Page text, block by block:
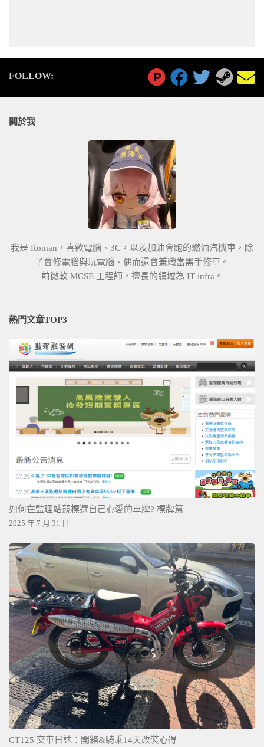
FOLLOW:
關於我
我是 Roman，喜歡電腦、3C，以及加油會跑的燃油汽機車，除
了會修電腦與玩電腦、偶而還會兼職當黑手修車。
前微軟 MCSE 工程師，擅長的領域為 IT infra。
熱門文章TOP3
如何在監理站競標選自己心愛的車牌? 標牌篇
2025 年 7 月 31 日
CT125 交車日誌：開箱&騎乘14天改裝心得